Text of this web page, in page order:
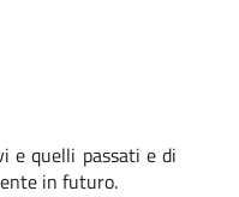
e quelli passati e di
in futuro.